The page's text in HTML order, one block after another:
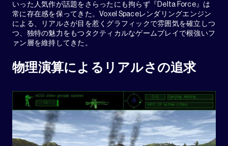
いった人気作が話題をさらったにも拘らず『Delta Force』は
常に存在感を保ってきた。Voxel Spaceレンダリングエンジン
による、リアルさが目を惹くグラフィックで雰囲気を確立しつ
つ、独特の魅力をもつタクティカルなゲームプレイで根強いフ
ァン層を維持してきた。
物理演算によるリアルさの追求